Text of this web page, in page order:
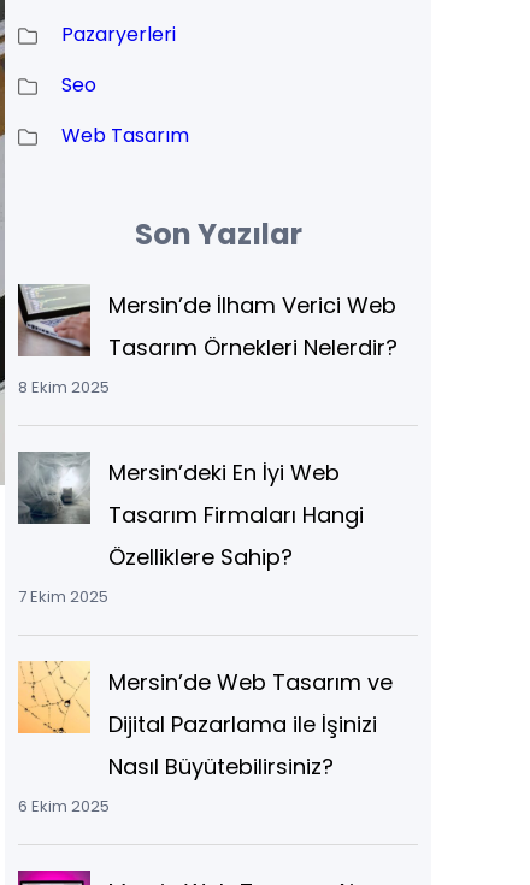
Pazaryerleri
Seo
Web Tasarım
Son Yazılar
Mersin’de İlham Verici Web
Tasarım Örnekleri Nelerdir?
8 Ekim 2025
Mersin’deki En İyi Web
Tasarım Firmaları Hangi
Özelliklere Sahip?
7 Ekim 2025
Mersin’de Web Tasarım ve
Dijital Pazarlama ile İşinizi
Nasıl Büyütebilirsiniz?
6 Ekim 2025